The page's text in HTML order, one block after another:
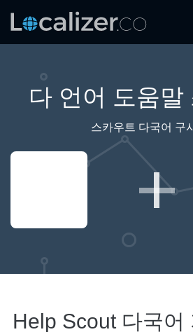
다 언어 도움말
스카우트 다국어 구
Help Scout 다국어